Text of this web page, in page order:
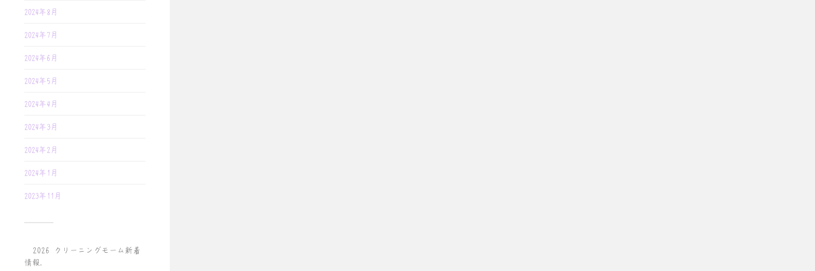
2024年8月
2024年7月
2024年6月
2024年5月
2024年4月
2024年3月
2024年2月
2024年1月
2023年11月
© 2026
クリーニングモーム新着
情報